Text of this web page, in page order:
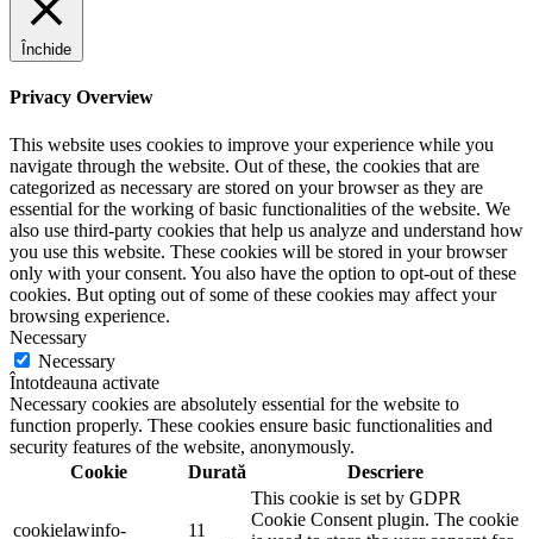
Închide
Privacy Overview
This website uses cookies to improve your experience while you
navigate through the website. Out of these, the cookies that are
categorized as necessary are stored on your browser as they are
essential for the working of basic functionalities of the website. We
also use third-party cookies that help us analyze and understand how
you use this website. These cookies will be stored in your browser
only with your consent. You also have the option to opt-out of these
cookies. But opting out of some of these cookies may affect your
browsing experience.
Necessary
Necessary
Întotdeauna activate
Necessary cookies are absolutely essential for the website to
function properly. These cookies ensure basic functionalities and
security features of the website, anonymously.
Cookie
Durată Descriere
cookielawinfo-
11
This cookie is set by GDPR
Cookie Consent plugin. The cookie